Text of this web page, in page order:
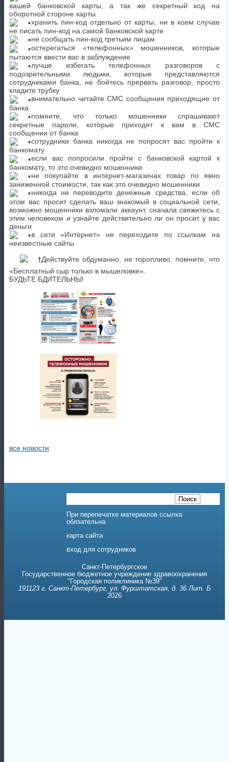
вашей банковской карты, а так же секретный код на
оборотной стороне карты
хранить пин-код отдельно от карты, ни в коем случае
не писать пин-код на самой банковской карте
не сообщать пин-код третьим лицам
остерегаться «телефонных» мошенников, которые
пытаются ввести вас в заблуждение
лучше избегать телефонных разговоров с
подозрительными людьми, которые представляются
сотрудниками банка, не бойтесь прервать разговор, просто
кладите трубку
внимательно читайте СМС сообщения приходящие от
банка
помните, что только мошенники спрашивают
секретные пароли, которые приходят к вам в СМС
сообщении от банка
сотрудники банка никогда не попросят вас пройти к
банкомату
если вас попросили пройти с банковской картой к
банкомату, то это очевидно мошенники
не покупайте в интернет-магазинах товар по явно
заниженной стоимости, так как это очевидно мошенники
никогда не переводите денежные средства, если об
этом вас просит сделать ваш знакомый в социальной сети,
возможно мошенники взломали аккаунт, сначала свяжитесь с
этим человеком и узнайте действительно ли он просит у вас
деньги
в сети «Интернет» не переходите по ссылкам на
неизвестные сайты
Действуйте обдуманно, не торопливо, помните, что
«Бесплатный сыр только в мышеловке».
БУДЬТЕ БДИТЕЛЬНЫ!
все новости
При перепечатке материалов ссылка
обязательна
карта сайта
вход для сотрудников
Санкт-Петербургское
Государственное бюджетное учреждение здравоохранения
"Городская поликлиника №39"
191123 г. Санкт-Петербург, ул. Фурштатская, д. 36 Лит. Б
2026